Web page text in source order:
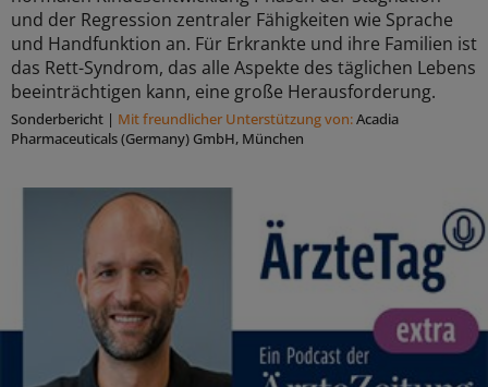
und der Regression zentraler Fähigkeiten wie Sprache
und Handfunktion an. Für Erkrankte und ihre Familien ist
das Rett-Syndrom, das alle Aspekte des täglichen Lebens
beeinträchtigen kann, eine große Herausforderung.
Sonderbericht | Mit freundlicher Unterstützung von:Acadia
Pharmaceuticals (Germany) GmbH, München